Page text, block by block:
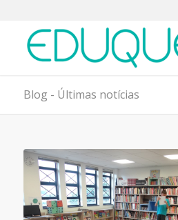
Blog - Últimas notícias